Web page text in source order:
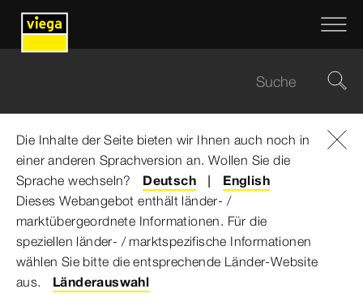
Die Inhalte der Seite bieten wir Ihnen auch noch in
einer anderen Sprachversion an. Wollen Sie die
Sprache wechseln?
Deutsch
English
Dieses Webangebot enthält länder- /
marktübergeordnete Informationen. Für die
speziellen länder- / marktspezifische Informationen
wählen Sie bitte die entsprechende Länder-Website
aus.
Länderauswahl
Viega Gruppe ... Wohnensemble „BelVista“
Wohnensemble „BelVista“